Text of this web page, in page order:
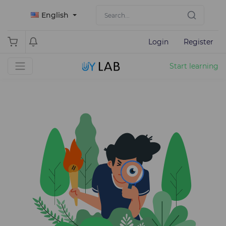
English
Login Register
Start learning